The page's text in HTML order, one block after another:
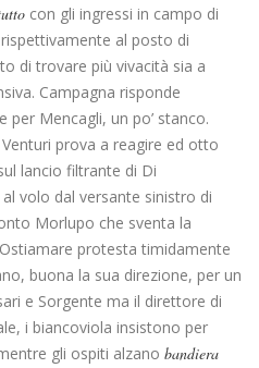
con gli ingressi in campo di
al posto di
di trovare più vivacità sia a
Campagna risponde
Mencagli, un po’ stanco.
prova a reagire ed otto
lancio filtrante di Di
volo dal versante sinistro di
Morlupo che sventa la
protesta timidamente
buona la sua direzione, per un
e Sorgente ma il direttore di
i biancoviola insistono per
gli ospiti alzano bandiera